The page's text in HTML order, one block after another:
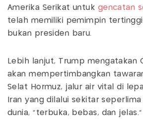
Amerika Serikat untuk gencatan
telah memiliki pemimpin
bukan presiden baru.
Lebih lanjut, Trump mengatakan
akan mempertimbangkan
Selat Hormuz, jalur air vital di
Iran yang dilalui sekitar
dunia, "terbuka, bebas, dan jelas."